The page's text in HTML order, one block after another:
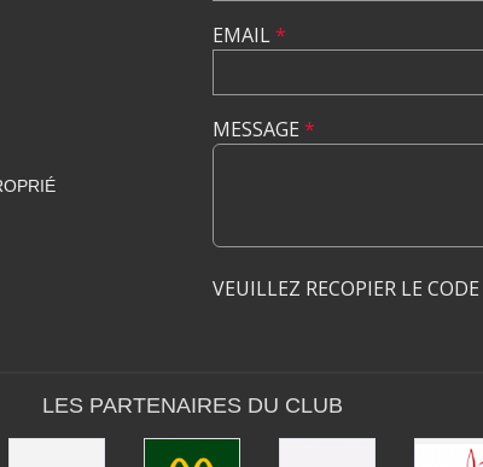
EMAIL*
MESSAGE *
VEUILLEZ RECOPIER LE CODE
LES PARTENAIRES DU CLUB